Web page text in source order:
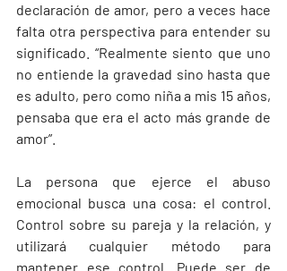
declaración de amor, pero a veces hace
falta otra perspectiva para entender su
significado. “Realmente siento que uno
no entiende la gravedad sino hasta que
es adulto, pero como niña a mis 15 años,
pensaba que era el acto más grande de
amor”.
La persona que ejerce el abuso
emocional busca una cosa: el control.
Control sobre su pareja y la relación, y
utilizará cualquier método para
mantener ese control. Puede ser de